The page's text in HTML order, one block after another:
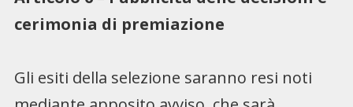
cerimonia di premiazione
Gli esiti della selezione saranno resi noti